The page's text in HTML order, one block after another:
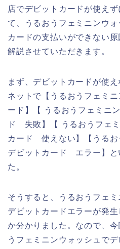
店でデビットカードが使え
て、うるおうフェミニンウ
カードの支払いができない
解説させていただきます。
まず、デビットカードが使
ネットで【うるおうフェミ
ード】【 うるおうフェミニ
ド 失敗】【 うるおうフェ
カード 使えない】【うるお
デビットカード エラー】と
た。
そうすると、うるおうフェ
デビットカードエラーが発
か分かりました。なので、
うフェミニンウォッシュで